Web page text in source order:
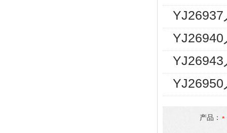
YJ26937
YJ26940
YJ26943
YJ26950
产品：